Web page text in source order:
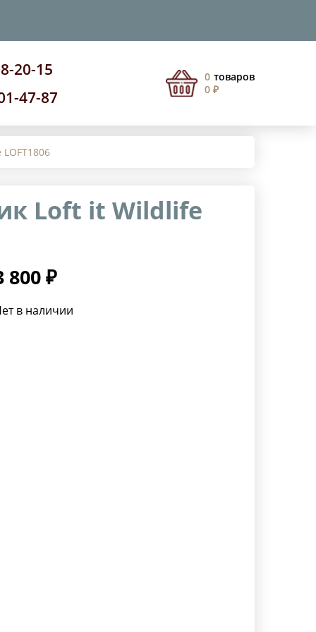
20-15
47-87
0 товаров
0 ₽
Loft it Wildlife
800 ₽
в наличии